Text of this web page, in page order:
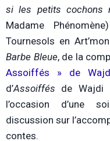
si les petits cochons
Madame
Tournesols en
Barbe Bleue, de la
Assoiffés » de
d’Assoiffés de Wajdi
l’occasion d’une
discussion sur
contes.